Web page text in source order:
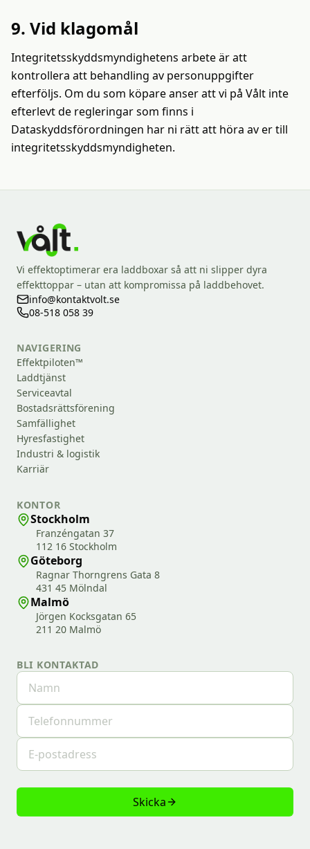
9. Vid klagomål
Integritetsskyddsmyndighetens arbete är att
kontrollera att behandling av personuppgifter
efterföljs. Om du som köpare anser att vi på Vålt inte
efterlevt de regleringar som finns i
Dataskyddsförordningen har ni rätt att höra av er till
integritetsskyddsmyndigheten.
Vi effektoptimerar era laddboxar så att ni slipper dyra
effekttoppar – utan att kompromissa på laddbehovet.
info@kontaktvolt.se
08-518 058 39
NAVIGERING
Effektpiloten™
Laddtjänst
Serviceavtal
Bostadsrättsförening
Samfällighet
Hyresfastighet
Industri & logistik
Karriär
KONTOR
Stockholm
Franzéngatan 37
112 16 Stockholm
Göteborg
Ragnar Thorngrens Gata 8
431 45 Mölndal
Malmö
Jörgen Kocksgatan 65
211 20 Malmö
BLI KONTAKTAD
Skicka